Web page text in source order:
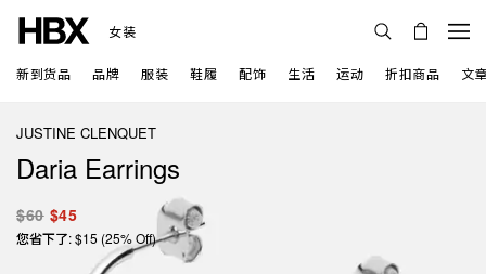
女装
新到货品 品牌 服装 鞋履 配饰 生活 运动 折扣商品 文
JUSTINE CLENQUET
Daria Earrings
$60 $45
您省下了: $15 (25% Off)